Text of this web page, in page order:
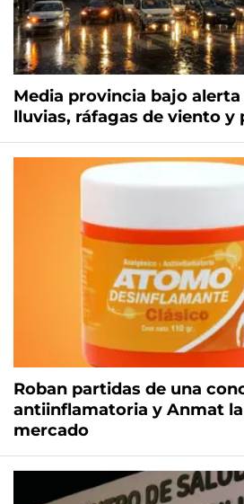
Media provincia bajo
lluvias, ráfagas de viento y
Roban partidas de una
antiinflamatoria y Anmat
mercado